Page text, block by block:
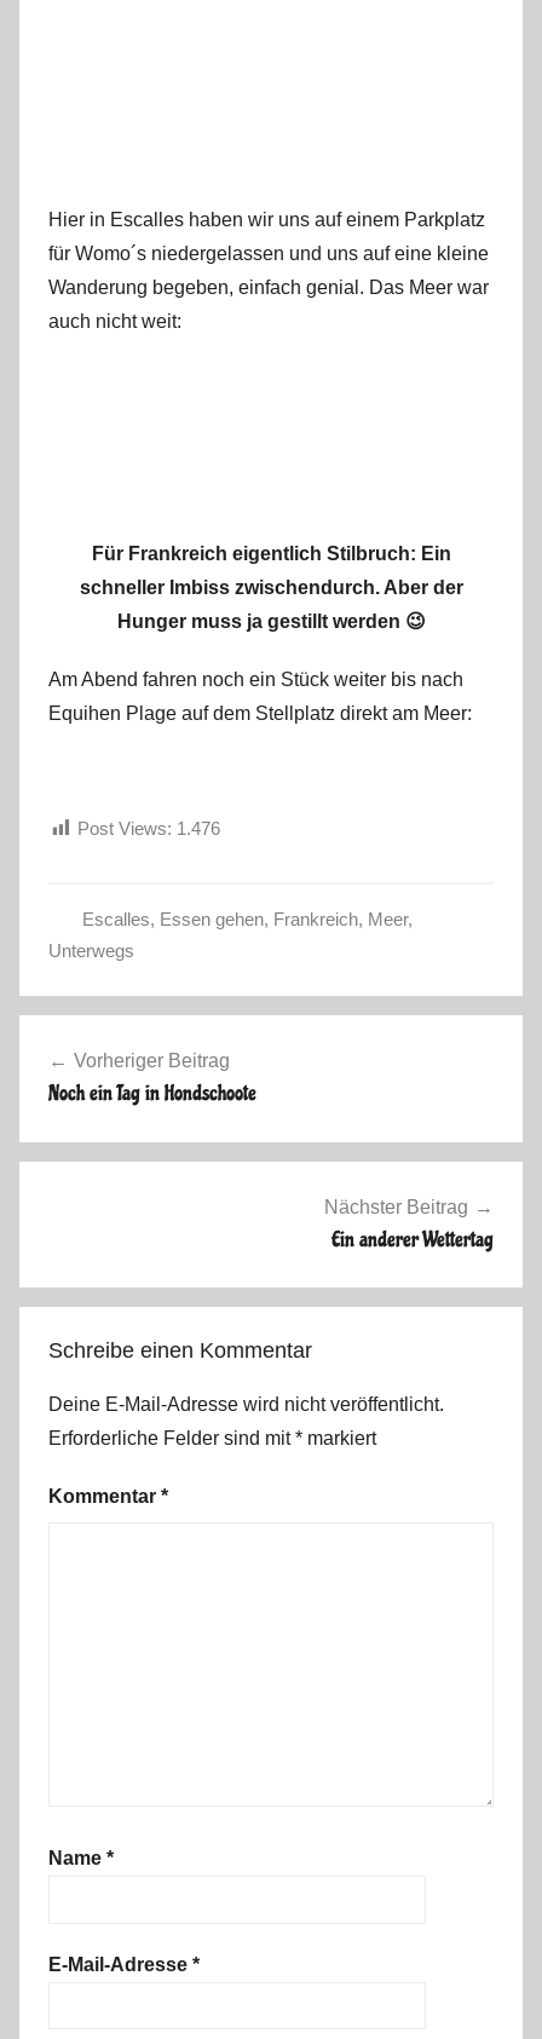
Hier in Escalles haben wir uns auf einem Parkplatz
für Womo´s niedergelassen und uns auf eine kleine
Wanderung begeben, einfach genial. Das Meer war
auch nicht weit:
Für Frankreich eigentlich Stilbruch: Ein
schneller Imbiss zwischendurch. Aber der
Hunger muss ja gestillt werden 😉
Am Abend fahren noch ein Stück weiter bis nach
Equihen Plage auf dem Stellplatz direkt am Meer:
Post Views: 1.476
S
m
r
2
Escalles, Essen gehen, Frankreich, Meer,
Unterwegs
Vorheriger Beitrag
Noch ein Tag in Hondschoote
Nächster Beitrag
Ein anderer Wettertag
Schreibe einen Kommentar
Deine E-Mail-Adresse wird nicht veröffentlicht.
Erforderliche Felder sind mit* markiert
Kommentar *
Name *
E-Mail-Adresse *